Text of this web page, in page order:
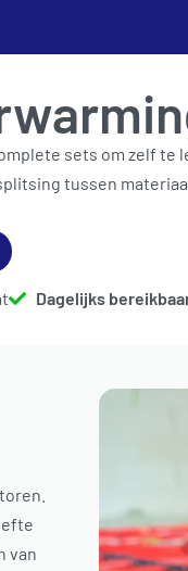
sets om zelf
tussen
Dagelijks
van